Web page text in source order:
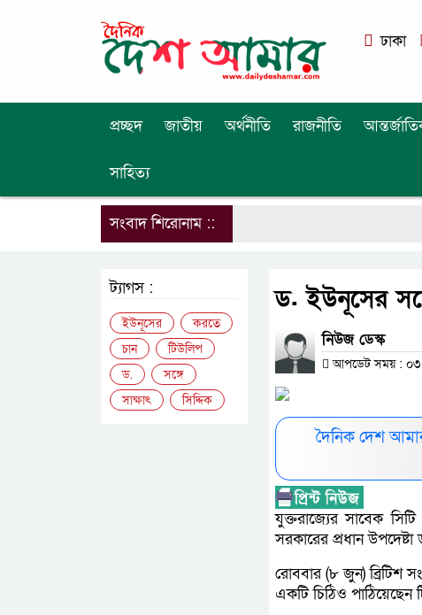
ঢাকা
প্রচ্ছদ জাতীয় অর্থনীতি রাজনীতি
সাহিত্য
সংবাদ শিরোনাম ::
ড. ইউনূসের
নিউজ ডেস্ক
আপডেট সময় :
দৈনিক দেশ
যুক্তরাজ্যের সাবেক সিটি
সরকারের প্রধান
রোববার (৮ জুন) ব্রিটিশ
একটি চিঠিও পাঠিয়েছেন
ট্যাগস :
ইউনূসের
করতে
চান
টিউলিপ
ড.
সঙ্গে
সাক্ষাৎ
সিদ্দিক